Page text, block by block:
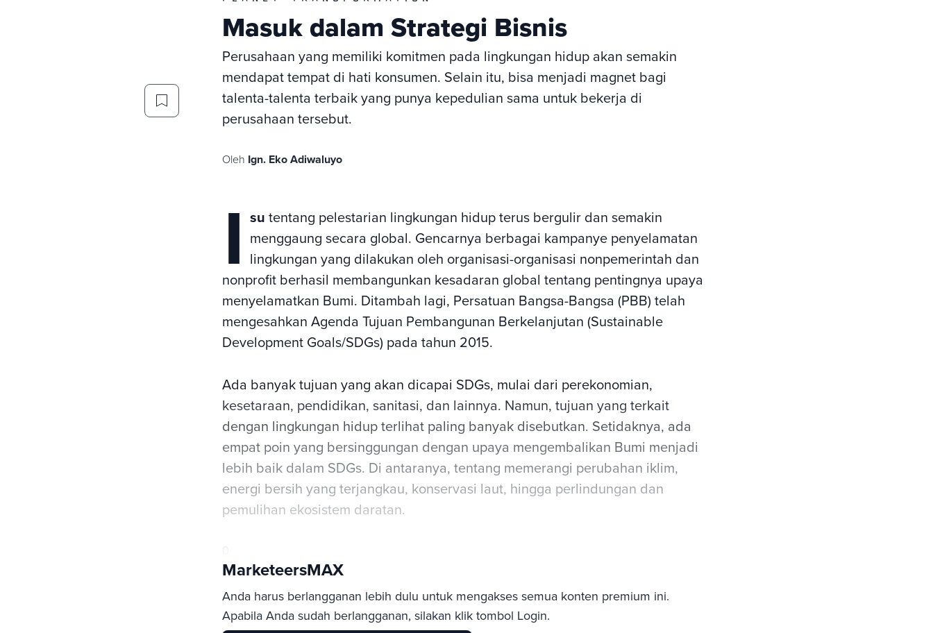
Masuk dalam Strategi Bisnis
Perusahaan yang memiliki komitmen pada lingkungan hidup akan semakin
mendapat tempat di hati konsumen. Selain itu, bisa menjadi magnet bagi
talenta-talenta terbaik yang punya kepedulian sama untuk bekerja di
perusahaan tersebut.
Oleh Ign. Eko Adiwaluyo
I su tentang pelestarian lingkungan hidup terus bergulir dan semakin
menggaung secara global. Gencarnya berbagai kampanye penyelamatan
lingkungan yang dilakukan oleh organisasi-organisasi nonpemerintah dan
nonprofit berhasil membangunkan kesadaran global tentang pentingnya upaya
menyelamatkan Bumi. Ditambah lagi, Persatuan Bangsa-Bangsa (PBB) telah
mengesahkan Agenda Tujuan Pembangunan Berkelanjutan (Sustainable
Development Goals/SDGs) pada tahun 2015.
Ada banyak tujuan yang akan dicapai SDGs, mulai dari perekonomian,
kesetaraan, pendidikan, sanitasi, dan lainnya. Namun, tujuan yang terkait
dengan lingkungan hidup terlihat paling banyak disebutkan. Setidaknya, ada
empat poin yang bersinggungan dengan upaya mengembalikan Bumi menjadi
lebih baik dalam SDGs. Di antaranya, tentang memerangi perubahan iklim,
energi bersih yang terjangkau, konservasi laut, hingga perlindungan dan
pemulihan ekosistem daratan.
MarketeersMAX
Anda harus berlangganan lebih dulu untuk mengakses semua konten premium ini.
Apabila Anda sudah berlangganan, silakan klik tombol Login.